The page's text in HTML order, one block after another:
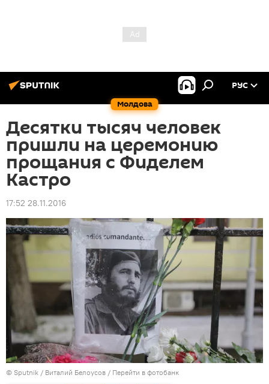
Молдова
РУС
Десятки тысяч человек
пришли на церемонию
прощания с Фиделем
Кастро
17:52 28.11.2016
© Sputnik / Виталий Белоусов / Перейти в фотобанк